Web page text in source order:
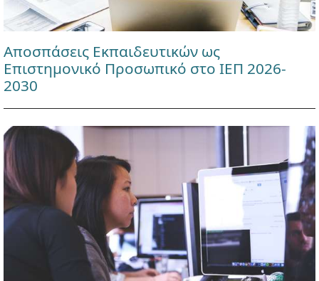
Αποσπάσεις Εκπαιδευτικών ως
Επιστημονικό Προσωπικό στο ΙΕΠ 2026-
2030